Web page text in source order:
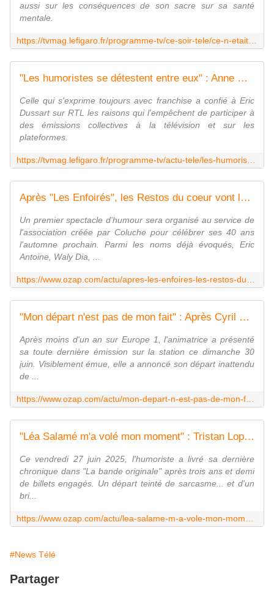
aussi sur les conséquences de son sacre sur sa santé
mentale.
"Les humoristes se détestent entre eux" : Anne Roumanoff révèle pourquoi elle ne fera jamais "LOL : qui rit, sort"
Celle qui s'exprime toujours avec franchise a confié à Eric
Dussart sur RTL les raisons qui l'empêchent de participer à
des émissions collectives à la télévision et sur les
plateformes.
Après "Les Enfoirés", les Restos du coeur vont lancer pour la première fois un spectacle d'humour
Un premier spectacle d'humour sera organisé au service de
l'association créée par Coluche pour célébrer ses 40 ans
l'automne prochain. Parmi les noms déjà évoqués, Eric
Antoine, Waly Dia, ...
"Mon départ n'est pas de mon fait" : Après Cyril Hanouna, Pascale de la Tour du Pin quitte à son tour Europe 1
Après moins d'un an sur Europe 1, l'animatrice a présenté
sa toute dernière émission sur la station ce dimanche 30
juin. Visiblement émue, elle a annoncé son départ inattendu
de ...
"Léa Salamé m'a volé mon moment" : Tristan Lopin annonce son départ de France Inter après 3 ans et demi
Ce vendredi 27 juin 2025, l'humoriste a livré sa dernière
chronique dans "La bande originale" après trois ans et demi
de billets engagés. Un départ teinté de sarcasme... et d'un
bri...
#News Télé
Partager